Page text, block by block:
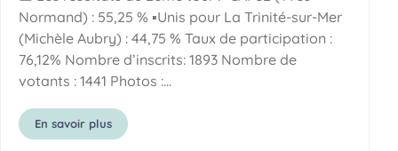
Normand) : 55,25 % ▪️Unis pour La Trinité-sur-Mer
(Michèle Aubry) : 44,75 % Taux de participation :
76,12% Nombre d’inscrits: 1893 Nombre de
votants : 1441 Photos :…
En savoir plus